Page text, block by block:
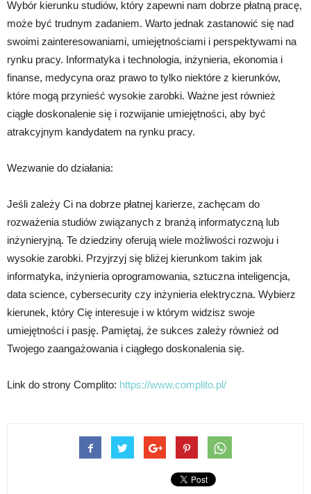
Wybór kierunku studiów, który zapewni nam dobrze płatną pracę,
może być trudnym zadaniem. Warto jednak zastanowić się nad
swoimi zainteresowaniami, umiejętnościami i perspektywami na
rynku pracy. Informatyka i technologia, inżynieria, ekonomia i
finanse, medycyna oraz prawo to tylko niektóre z kierunków,
które mogą przynieść wysokie zarobki. Ważne jest również
ciągłe doskonalenie się i rozwijanie umiejętności, aby być
atrakcyjnym kandydatem na rynku pracy.
Wezwanie do działania:
Jeśli zależy Ci na dobrze płatnej karierze, zachęcam do
rozważenia studiów związanych z branżą informatyczną lub
inżynieryjną. Te dziedziny oferują wiele możliwości rozwoju i
wysokie zarobki. Przyjrzyj się bliżej kierunkom takim jak
informatyka, inżynieria oprogramowania, sztuczna inteligencja,
data science, cybersecurity czy inżynieria elektryczna. Wybierz
kierunek, który Cię interesuje i w którym widzisz swoje
umiejętności i pasję. Pamiętaj, że sukces zależy również od
Twojego zaangażowania i ciągłego doskonalenia się.
Link do strony Complito: https://www.complito.pl/